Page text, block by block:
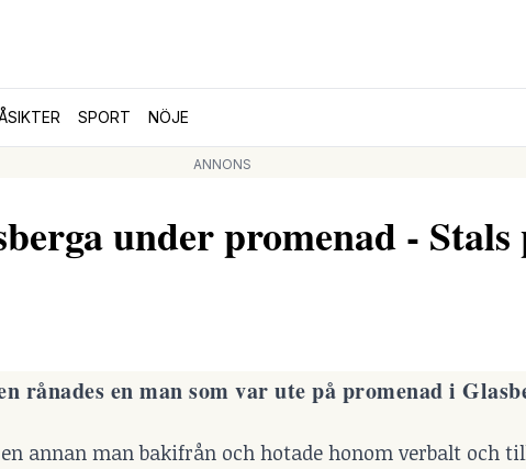
SPORT NÖJE
ANNONS
under promenad - Stals
rånades en man som var ute på promenad i
annan man bakifrån och hotade honom verbalt och